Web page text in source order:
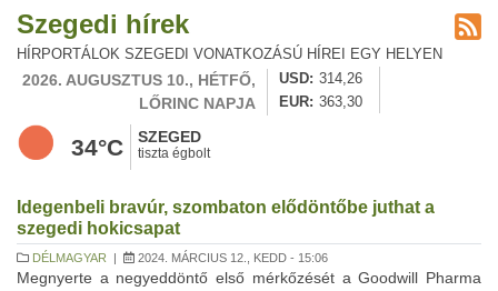
Szegedi hírek
HÍRPORTÁLOK SZEGEDI VONATKOZÁSÚ HÍREI EGY HELYEN
2026. AUGUSZTUS 10., HÉTFŐ,
LŐRINC NAPJA
USD
314,26
EUR
363,30
34°C SZEGED
tiszta égbolt
Idegenbeli bravúr, szombaton elődöntőbe juthat a
szegedi hokicsapat
DÉLMAGYAR | 2024. MÁRCIUS 12., KEDD - 15:06
Megnyerte a negyeddöntő első mérkőzését a Goodwill Pharma